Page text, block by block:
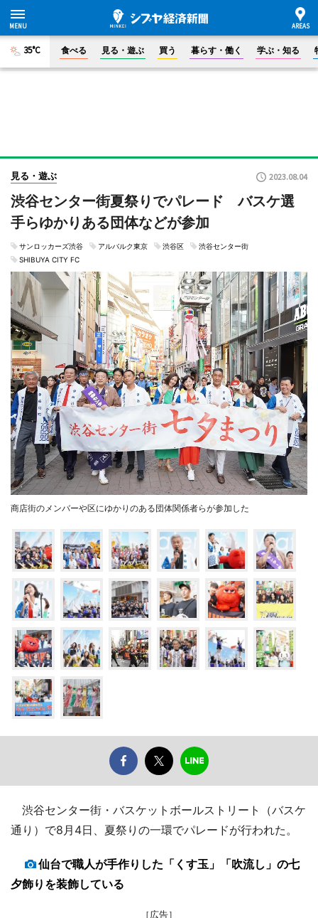
35°C 食べる 見る・遊ぶ 買う 暮らす・働く 学ぶ・知る
見る・遊ぶ 2023.08.04
渋谷センター街夏祭りでパレード バスケ選
手らゆかりある団体などが参加
サンロッカーズ渋谷 アルバルク東京 渋谷区
渋谷センター街
SHIBUYA CITY FC
商店街のメンバーや区にゆかりのある団体関係者らが参加した
渋谷センター街・バスケットボールストリート（バスケ
通り）で8月4日、夏祭りの一環でパレードが行われた。
仙台で職人が手作りした「くす玉」「吹流し」の七
夕飾りを装飾している
［広告］